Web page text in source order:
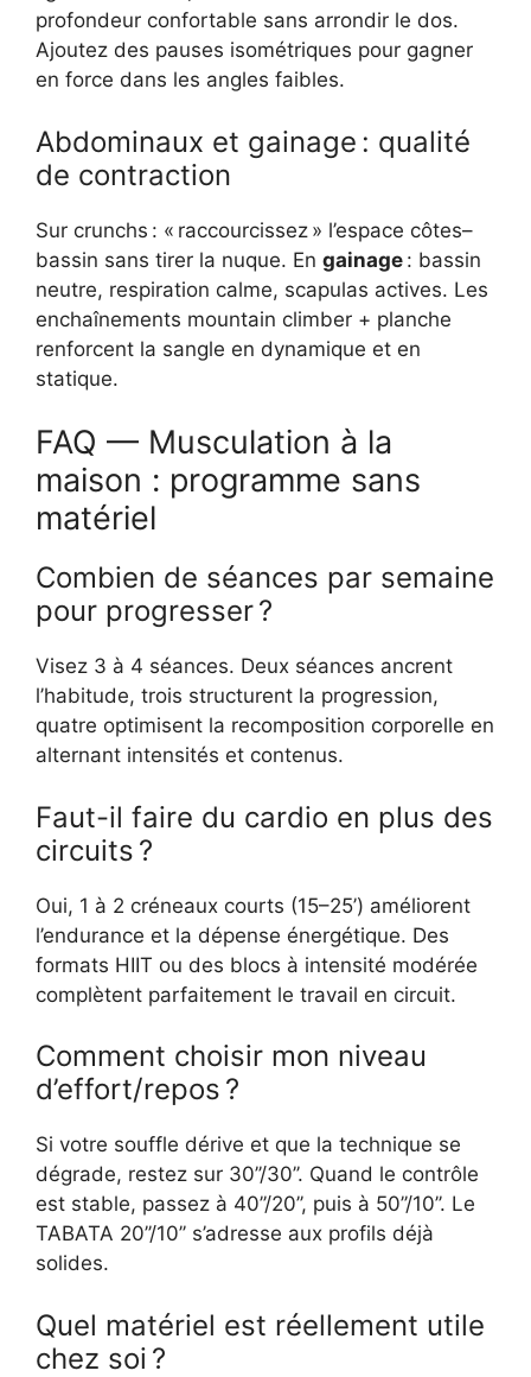
profondeur confortable sans arrondir le dos.
Ajoutez des pauses isométriques pour gagner
en force dans les angles faibles.
Abdominaux et gainage : qualité
de contraction
Sur crunchs : « raccourcissez » l’espace côtes–
bassin sans tirer la nuque. En gainage : bassin
neutre, respiration calme, scapulas actives. Les
enchaînements mountain climber + planche
renforcent la sangle en dynamique et en
statique.
FAQ — Musculation à la
maison : programme sans
matériel
Combien de séances par semaine
pour progresser ?
Visez 3 à 4 séances. Deux séances ancrent
l’habitude, trois structurent la progression,
quatre optimisent la recomposition corporelle en
alternant intensités et contenus.
Faut-il faire du cardio en plus des
circuits ?
Oui, 1 à 2 créneaux courts (15–25’) améliorent
l’endurance et la dépense énergétique. Des
formats HIIT ou des blocs à intensité modérée
complètent parfaitement le travail en circuit.
Comment choisir mon niveau
d’effort/repos ?
Si votre souffle dérive et que la technique se
dégrade, restez sur 30’’/30’’. Quand le contrôle
est stable, passez à 40’’/20’’, puis à 50’’/10’’. Le
TABATA 20’’/10’’ s’adresse aux profils déjà
solides.
Quel matériel est réellement utile
chez soi ?